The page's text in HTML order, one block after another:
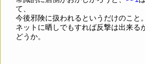
て、
今後邪険に扱われるというだけのこと。
ネットに晒しでもすれば反撃は出来る
どうか。